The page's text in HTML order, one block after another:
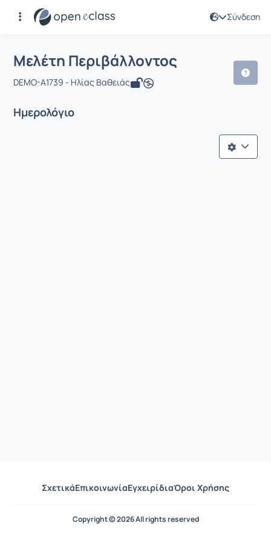
Σύνδεση
Μάθημα : Μελέτη Περιβάλλοντος
Μελέτη Περιβάλλοντος
DEMO-A1739 - Ηλίας Βαθειάς
Ημερολόγιο
ΣχετικάΕπικοινωνίαΕγχειρίδιαΌροι Χρήσης
Copyright © 2026 All rights reserved